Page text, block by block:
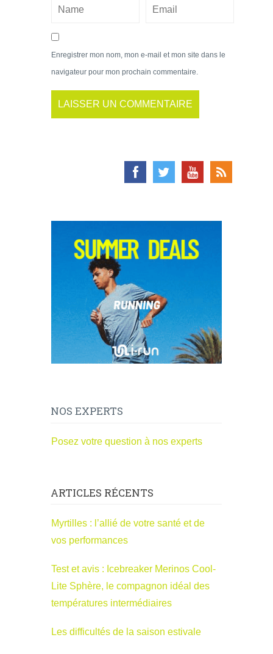
Enregistrer mon nom, mon e-mail et mon site dans le
navigateur pour mon prochain commentaire.
NOS EXPERTS
Posez votre question à nos experts
ARTICLES RÉCENTS
Myrtilles : l’allié de votre santé et de
vos performances
Test et avis : Icebreaker Merinos Cool-
Lite Sphère, le compagnon idéal des
températures intermédiaires
Les difficultés de la saison estivale